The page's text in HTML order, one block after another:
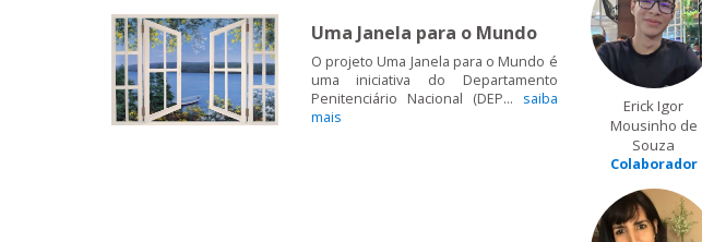
Uma Janela para o Mundo
O projeto Uma Janela para o Mundo é
uma iniciativa do Departamento
Penitenciário Nacional (DEP... saiba
mais
Erick Igor
Mousinho de
Souza
Colaborador